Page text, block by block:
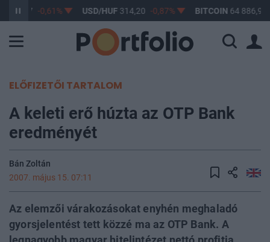
363,17 -0,61% USD/HUF314,20 -0,87% BITCOIN64 886,91
ELŐFIZETŐI TARTALOM
A keleti erő húzta az OTP Bank
eredményét
Bán Zoltán
2007. május 15. 07:11
Az elemzői várakozásokat enyhén meghaladó
gyorsjelentést tett közzé ma az OTP Bank. A